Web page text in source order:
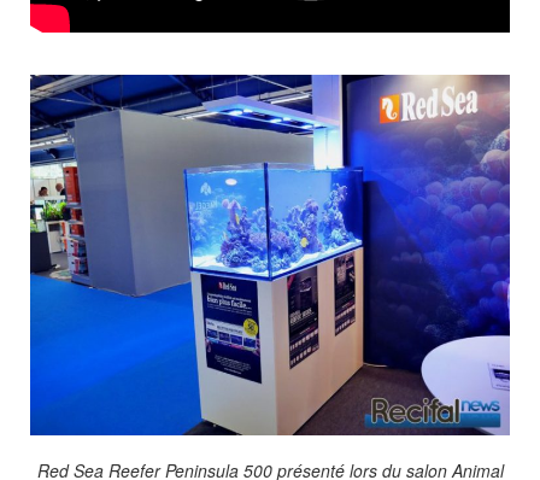
Red Sea Reefer Peninsula 500 présenté lors du salon Animal